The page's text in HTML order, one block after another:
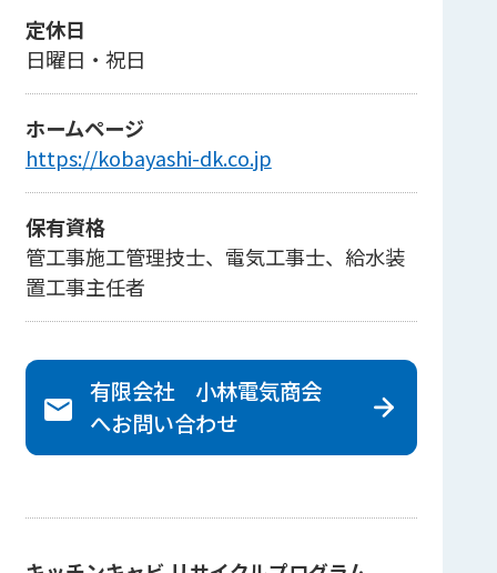
定休日
日曜日・祝日
ホームページ
https://kobayashi-dk.co.jp
保有資格
管工事施工管理技士、電気工事士、給水装
置工事主任者
有限会社 小林電気商会
へお問い合わせ